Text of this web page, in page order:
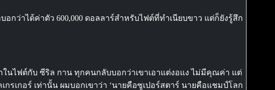
ว่าได้ค่าตัว 600,000 ดอลลาร์สำหรับไฟต์ที่ทำเนียบขาว แต่ก็ยังรู้สึก
นไฟต์กับ ซีริล กาน ทุกคนกลับบอกว่าเขาเอาแต่งอแง ไม่มีคุณค่า แต่
รเกอร์ เท่านั้น ผมบอกเขาว่า ‘นายคือซูเปอร์สตาร์ นายคือแชมป์โลก